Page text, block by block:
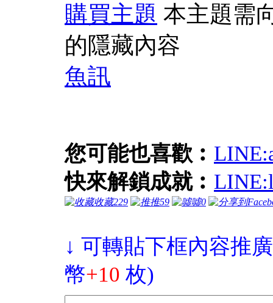
購買主題 本主題需
的隱藏內容
魚訊
您可能也喜歡︰
快來解鎖成就︰
收藏229 推59 噓0
↓ 可轉貼下框內容推
幣+10 枚)